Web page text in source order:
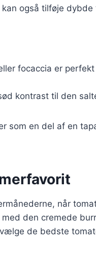
også tilføje dybde
focaccia er
kontrast til den
som en del af en
når
den cremede
de bedste